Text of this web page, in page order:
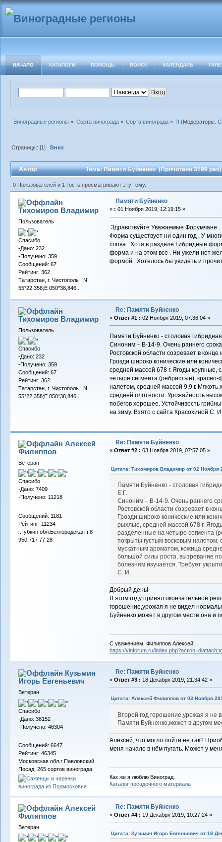
НАЧАЛО КАТАЛОГИ ПОМОЩЬ ПОИСК КАЛЕНДАРЬ
Виноградные регионы » Сорта винограда» Сорта винограда» П (Модераторы:
Страницы: [1] Вниз
Автор Тема: Памяти Буйненко (Прочитано 3199 раз)
0 Пользователей и 1 Гость просматривают эту тему.
Тихомиров Владимир
Пользователь
Спасибо
-Дано: 232
-Получено: 359
Сообщений: 67
Рейтинг: 362
Татарстан, г. Чистополь . N
55*22,358;E 050*38,846 .
Памяти Буйненко
« : 01 Ноября 2019, 12:19:15 »
Здравствуйте Уважаемые Форумчане
Форма существует ни один год , У
слова . Хотя в разделе Гибридные
форма и на этом все . Ни ужели нет
формой . Хотелось бы увидеть и
Тихомиров Владимир
Пользователь
Спасибо
-Дано: 232
-Получено: 359
Сообщений: 67
Рейтинг: 362
Татарстан, г. Чистополь . N
55*22,358;E 050*38,846 .
Re: Памяти Буйненко
« Ответ #1 : 02 Ноября 2019, 07:36:04 »
Памяти Буйненко - столовая
Синоним – В-14-9. Очень раннего срока
Ростовской области созревает в
Грозди широко конические или
средней массой 678 г. Ягоды крупные,
четыре сегмента (ребристые),
налетом, средней массой 9,9 г.
средней плотности. Урожайность
побегов хорошее. Устойчивость
на зиму. Взято с сайта Красохиной С.
Алексей
Филиппов
Ветеран
Спасибо
-Дано: 7409
-Получено: 11218
Сообщений: 1181
Рейтинг: 11234
г.Губкин обл.Белгородская т.8
950 717 77 28
Re: Памяти Буйненко
« Ответ #2 : 03 Ноября 2019, 07:57:05 »
Цитата: Тихомиров Владимир от 02 Ноября
Памяти Буйненко - столовая
Е.Г.
Синоним – В-14-9. Очень раннего
Ростовской области созревает в
Грозди широко конические или
рыхлые, средней массой 678 г.
разделенные на четыре сегмента
покрыты густым восковым налетом,
мускатным ароматом, кожица
большой силы роста, вызревание
болезням изучается. Требует
С. И.
Добрый день!
В этом году принял окончательное
горошение,урожая я не видел
Буйненко,может в другом месте она и
С уважением, Филиппов Алексей.
https://vinforum.ru/
Кузьмин
Игорь Евгеньевич
Ветеран
Спасибо
-Дано: 38152
-Получено: 46304
Сообщений: 6647
Рейтинг: 46345
Московская обл.г Павловский
Посад. 265 сортов винограда.
Re: Памяти Буйненко
« Ответ #3 : 18 Декабря 2019, 21:34:42 »
Цитата: Алексей Филиппов от 03 Ноября
Второй год горошение,урожая я не
Памяти Буйненко,может в другом
Алексей, что могло пойти не так?
меня начало в нём пугать. Может у
Как же я люблю Виноград.
Каталог посадочного материала
Алексей
Филиппов
Ветеран
Re: Памяти Буйненко
« Ответ #4 : 19 Декабря 2019, 10:27:24 »
Цитата: Кузьмин Игорь Евгеньевич от 18